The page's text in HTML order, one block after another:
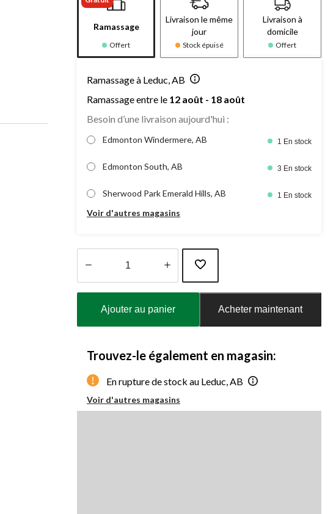
Ramassage
Offert
Livraison le même
jour
Stock épuisé
Livraison à
domicile
Offert
Ramassage à Leduc, AB
Ramassage entre le 12 août - 18 août
Besoin d’une livraison aujourd'hui :
Edmonton Windermere, AB 1 En stock
Edmonton South, AB 3 En stock
Sherwood Park Emerald Hills, AB 1 En stock
Voir d'autres magasins
Ajouter au panier Acheter maintenant
Trouvez-le également en magasin:
En rupture de stock au Leduc, AB
Voir d'autres magasins